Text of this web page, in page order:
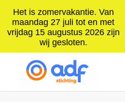
Het is zomervakantie. Van
maandag 27 juli tot en met
vrijdag 15 augustus 2026 zijn
wij gesloten.